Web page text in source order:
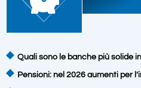
Quali sono le banche più solide
Pensioni: nel 2026 aumenti per